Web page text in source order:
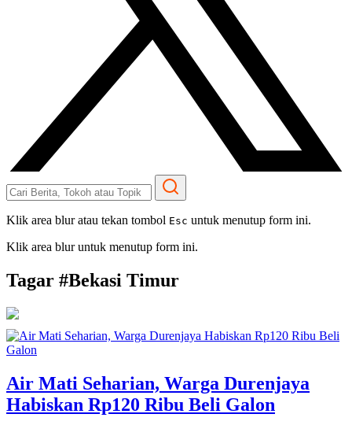
Klik area blur atau tekan tombol Esc untuk menutup form ini.
Klik area blur untuk menutup form ini.
Tagar #Bekasi Timur
Air Mati Seharian, Warga Durenjaya
Habiskan Rp120 Ribu Beli Galon